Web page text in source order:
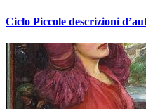
Ciclo Piccole descrizioni